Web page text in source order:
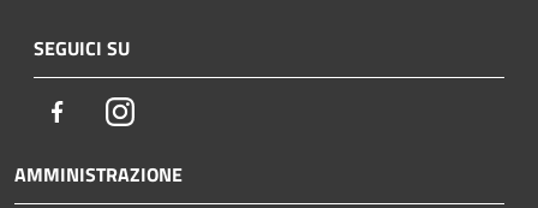
SEGUICI SU
FacebookInstagram
AMMINISTRAZIONE